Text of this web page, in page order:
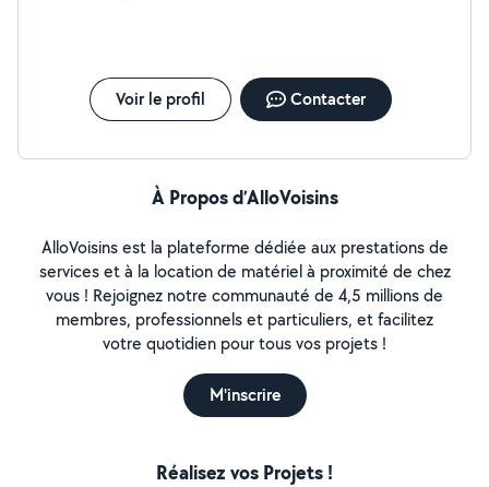
Voir le profil Contacter
À Propos d’AlloVoisins
AlloVoisins est la plateforme dédiée aux prestations de
services et à la location de matériel à proximité de chez
vous ! Rejoignez notre communauté de 4,5 millions de
membres, professionnels et particuliers, et facilitez
votre quotidien pour tous vos projets !
M'inscrire
Réalisez vos Projets !